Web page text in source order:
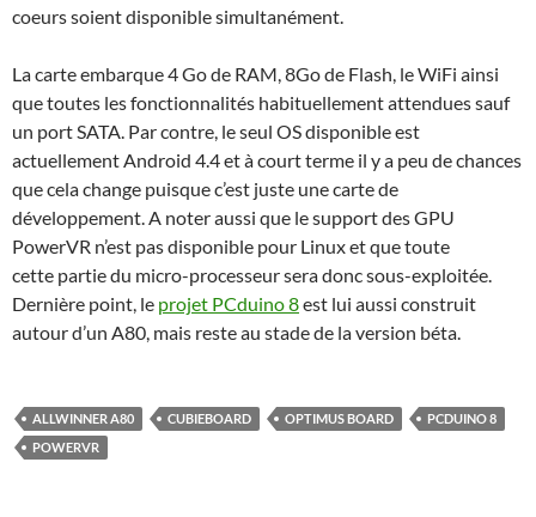
coeurs soient disponible simultanément.
La carte embarque 4 Go de RAM, 8Go de Flash, le WiFi ainsi
que toutes les fonctionnalités habituellement attendues sauf
un port SATA. Par contre, le seul OS disponible est
actuellement Android 4.4 et à court terme il y a peu de chances
que cela change puisque c’est juste une carte de
développement. A noter aussi que le support des GPU
PowerVR n’est pas disponible pour Linux et que toute
cette partie du micro-processeur sera donc sous-exploitée.
Dernière point, le projet PCduino 8est lui aussi construit
autour d’un A80, mais reste au stade de la version béta.
ALLWINNER A80 CUBIEBOARD OPTIMUS BOARD
PCDUINO 8
POWERVR